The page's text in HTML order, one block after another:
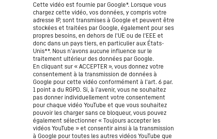
Cette vidéo est fournie par Google*. Lorsque vous
chargez cette vidéo, vos données, y compris votre
adresse IP, sont transmises à Google et peuvent être
stockées et traitées par Google, également pour ses
propres besoins, en dehors de l'UE ou de l'EEE et
donc dans un pays tiers, en particulier aux États-
Unis**. Nous n’avons aucune influence sur le
traitement ultérieur des données par Google.
En cliquant sur « ACCEPTER », vous donnez votre
consentement à la transmission de données à
Google pour cette vidéo conformément à l'art. 6 par.
1 point a du RGPD. Si, à l'avenir, vous ne souhaitez
pas donner individuellement votre consentement
pour chaque vidéo YouTube et que vous souhaitez
pouvoir les charger sans ce bloqueur, vous pouvez
également sélectionner « Toujours accepter les
vidéos YouTube » et consentir ainsi à la transmission
à Google pour toutes les autres vidéos YouTube que